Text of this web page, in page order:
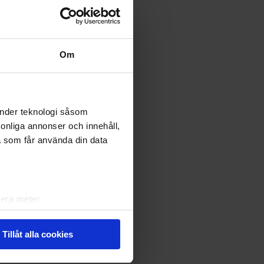
Om
teknologi såsom
annonser och innehåll,
får använda din data
meter
. Du kan ändra
Tillåt alla cookies